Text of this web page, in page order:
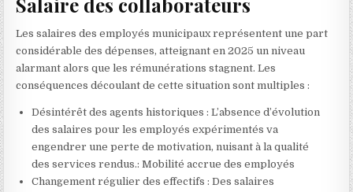
Les salaires des employés municipaux représentent une part
considérable des dépenses, atteignant en 2025 un niveau
alarmant alors que les rémunérations stagnent. Les
conséquences découlant de cette situation sont multiples :
Désintérêt des agents historiques : L’absence d’évolution
des salaires pour les employés expérimentés va
engendrer une perte de motivation, nuisant à la qualité
des services rendus.: Mobilité accrue des employés
Changement régulier des effectifs : Des salaires